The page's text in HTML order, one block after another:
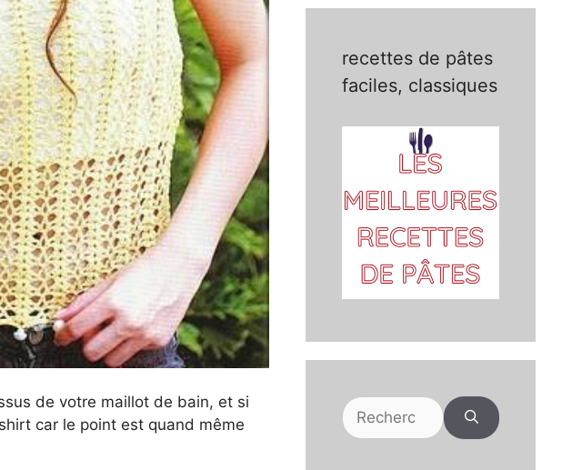
de votre maillot de bain, et si
car le point est quand même
recettes de pâtes
faciles, classiques
Rechercher :